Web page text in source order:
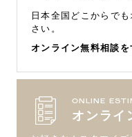
日本全国どこからで
さい。
オンライン無料相談を
ONLINE
オンライ